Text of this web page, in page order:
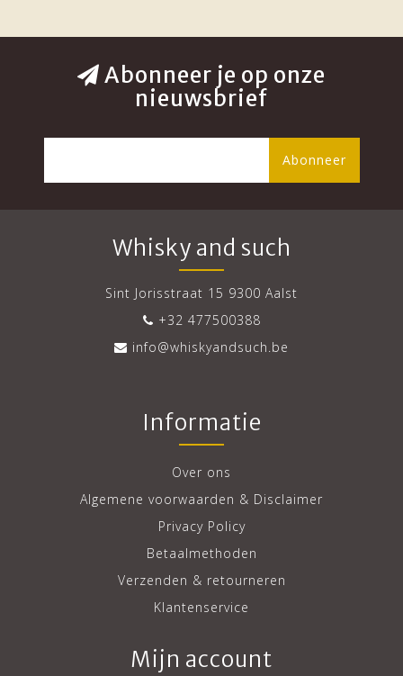
Abonneer je op onze
nieuwsbrief
Abonneer
Whisky and such
Sint Jorisstraat 15 9300 Aalst
+32 477500388
info@whiskyandsuch.be
Informatie
Over ons
Algemene voorwaarden & Disclaimer
Privacy Policy
Betaalmethoden
Verzenden & retourneren
Klantenservice
Mijn account